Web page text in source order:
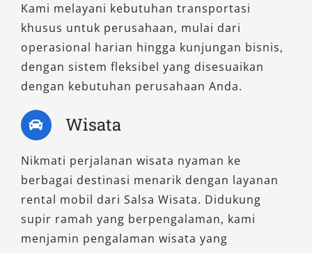
menjadi solusi transportasi yang relevan untuk
berbagai situasi.
Solusi Transportasi Andal di
Demak
Memilih rental mobil Demak
perjalanan berjalan lancar tanpa kendala.
Dengan layanan profesional dari Salsa Wisata,
Anda tidak hanya mendapatkan kendaraan,
tetapi juga pengalaman perjalanan yang lebih
nyaman, aman, dan efisien.
Kami melayani kebutuhan transportasi
khusus untuk perusahaan, mulai dari
operasional harian hingga kunjungan bisnis,
dengan sistem fleksibel yang disesuaikan
dengan kebutuhan perusahaan Anda.
Wisata
Nikmati perjalanan wisata nyaman ke
berbagai destinasi menarik dengan layanan
rental mobil dari Salsa Wisata. Didukung
supir ramah yang berpengalaman, kami
menjamin pengalaman wisata yang